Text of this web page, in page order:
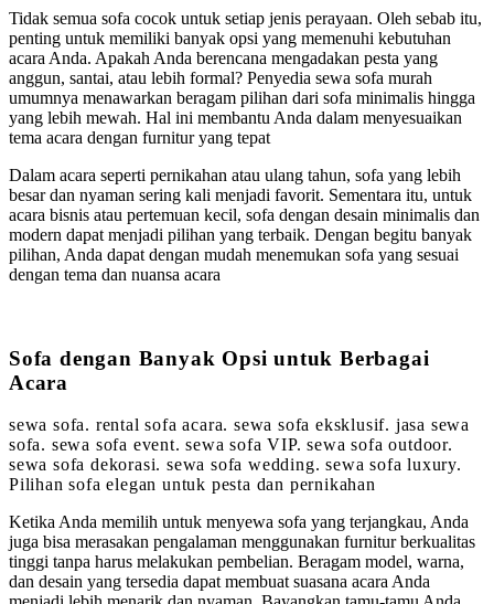
Tidak semua sofa cocok untuk setiap jenis perayaan. Oleh sebab itu,
penting untuk memiliki banyak opsi yang memenuhi kebutuhan
acara Anda. Apakah Anda berencana mengadakan pesta yang
anggun, santai, atau lebih formal? Penyedia sewa sofa murah
umumnya menawarkan beragam pilihan dari sofa minimalis hingga
yang lebih mewah. Hal ini membantu Anda dalam menyesuaikan
tema acara dengan furnitur yang tepat
Dalam acara seperti pernikahan atau ulang tahun, sofa yang lebih
besar dan nyaman sering kali menjadi favorit. Sementara itu, untuk
acara bisnis atau pertemuan kecil, sofa dengan desain minimalis dan
modern dapat menjadi pilihan yang terbaik. Dengan begitu banyak
pilihan, Anda dapat dengan mudah menemukan sofa yang sesuai
dengan tema dan nuansa acara
Sofa dengan Banyak Opsi untuk Berbagai
Acara
sewa sofa. rental sofa acara. sewa sofa eksklusif. jasa sewa
sofa. sewa sofa event. sewa sofa VIP. sewa sofa outdoor.
sewa sofa dekorasi. sewa sofa wedding. sewa sofa luxury.
Pilihan sofa elegan untuk pesta dan pernikahan
Ketika Anda memilih untuk menyewa sofa yang terjangkau, Anda
juga bisa merasakan pengalaman menggunakan furnitur berkualitas
tinggi tanpa harus melakukan pembelian. Beragam model, warna,
dan desain yang tersedia dapat membuat suasana acara Anda